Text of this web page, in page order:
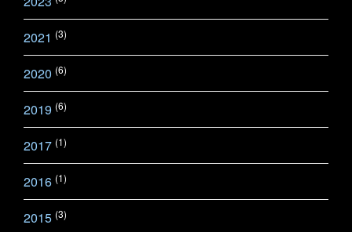
2021 (3)
2020 (6)
2019 (6)
2017 (1)
2016 (1)
2015 (3)